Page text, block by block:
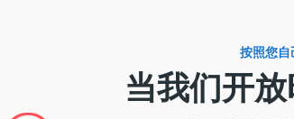
按照您自
当我们开